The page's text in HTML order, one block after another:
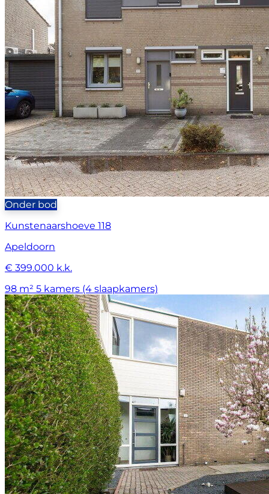
Onder bod
Kunstenaarshoeve 118
Apeldoorn
€ 399.000 k.k.
98 m² 5 kamers (4 slaapkamers)